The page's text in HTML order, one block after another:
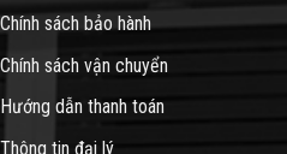
Chính sách bảo hành
Chính sách vận chuyển
Hướng dẫn thanh toán
Thông tin đại lý